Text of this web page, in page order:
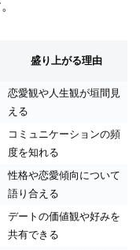
盛り上がる理由
恋愛観や人生観が垣間見
える
コミュニケーションの頻
度を知れる
性格や恋愛傾向について
語り合える
デートの価値観や好みを
共有できる